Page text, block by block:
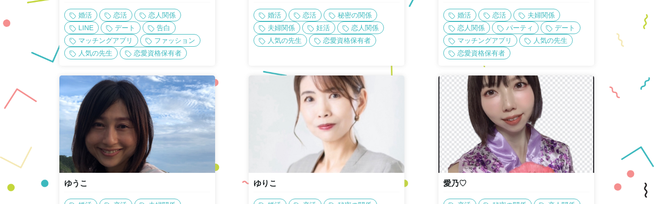
婚活 恋活
恋人関係
LINE
デート
告白
マッチングアプリ
ファッション
人気の先生
恋愛資格保有者
婚活 恋活
秘密の関係
夫婦関係
妊活
恋人関係
人気の先生
恋愛資格保有者
婚活 恋活
夫婦関係
恋人関係
パーティ
デート
マッチングアプリ
人気の先生
恋愛資格保有者
ゆうこ ゆりこ 愛乃♡